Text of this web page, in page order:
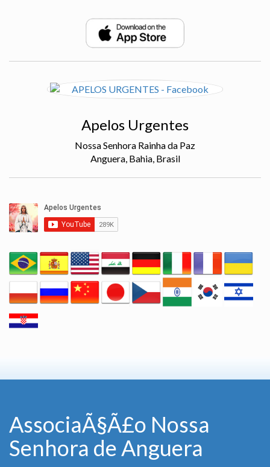
Apelos Urgentes
Nossa Senhora Rainha da Paz
Anguera, Bahia, Brasil
AssociaÃ§Ã£o Nossa
Senhora de Anguera